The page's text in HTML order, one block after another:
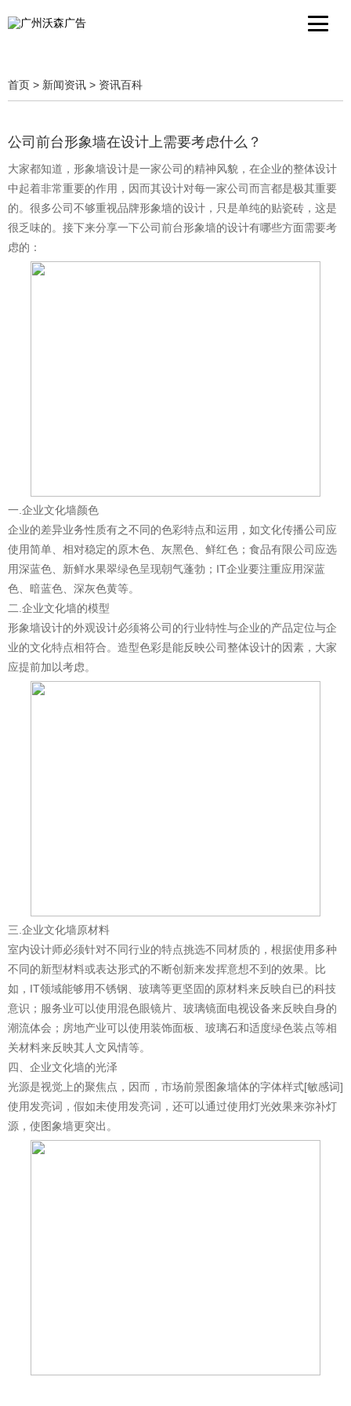
首页 > 新闻资讯 > 资讯百科
公司前台形象墙在设计上需要考虑什么？
大家都知道，形象墙设计是一家公司的精神风貌，在企业的整体设计
中起着非常重要的作用，因而其设计对每一家公司而言都是极其重要
的。很多公司不够重视品牌形象墙的设计，只是单纯的贴瓷砖，这是
很乏味的。接下来分享一下公司前台形象墙的设计有哪些方面需要考
虑的：
一.企业文化墙颜色
企业的差异业务性质有之不同的色彩特点和运用，如文化传播公司应
使用简单、相对稳定的原木色、灰黑色、鲜红色；食品有限公司应选
用深蓝色、新鲜水果翠绿色呈现朝气蓬勃；IT企业要注重应用深蓝
色、暗蓝色、深灰色黄等。
二.企业文化墙的模型
形象墙设计的外观设计必须将公司的行业特性与企业的产品定位与企
业的文化特点相符合。造型色彩是能反映公司整体设计的因素，大家
应提前加以考虑。
三.企业文化墙原材料
室内设计师必须针对不同行业的特点挑选不同材质的，根据使用多种
不同的新型材料或表达形式的不断创新来发挥意想不到的效果。比
如，IT领域能够用不锈钢、玻璃等更坚固的原材料来反映自已的科技
意识；服务业可以使用混色眼镜片、玻璃镜面电视设备来反映自身的
潮流体会；房地产业可以使用装饰面板、玻璃石和适度绿色装点等相
关材料来反映其人文风情等。
四、企业文化墙的光泽
光源是视觉上的聚焦点，因而，市场前景图象墙体的字体样式[敏感词]
使用发亮词，假如未使用发亮词，还可以通过使用灯光效果来弥补灯
源，使图象墙更突出。